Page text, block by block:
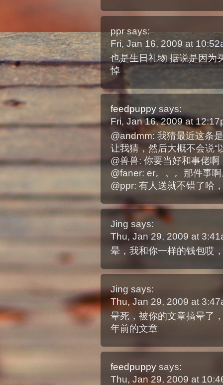
ppr says:
Fri, Jan 16, 2009 at
也是生日礼物 据说是因为
悼
feedpuppy says:
Fri, Jan 16, 2009 at
@andmm: 我猜最近这条
让我猜，然后大概不会说“
@兽兽: 你要当好和事佬啊
@faner: er。。。那件事
@ppr: 有人送就不错了哈
Jing says:
Thu, Jan 29, 2009 at
晕，我和你一样的钱包哎
Jing says:
Thu, Jan 29, 2009 at
晕死，被你的文章搞晕了
年前的文章
feedpuppy says:
Thu, Jan 29, 2009 at